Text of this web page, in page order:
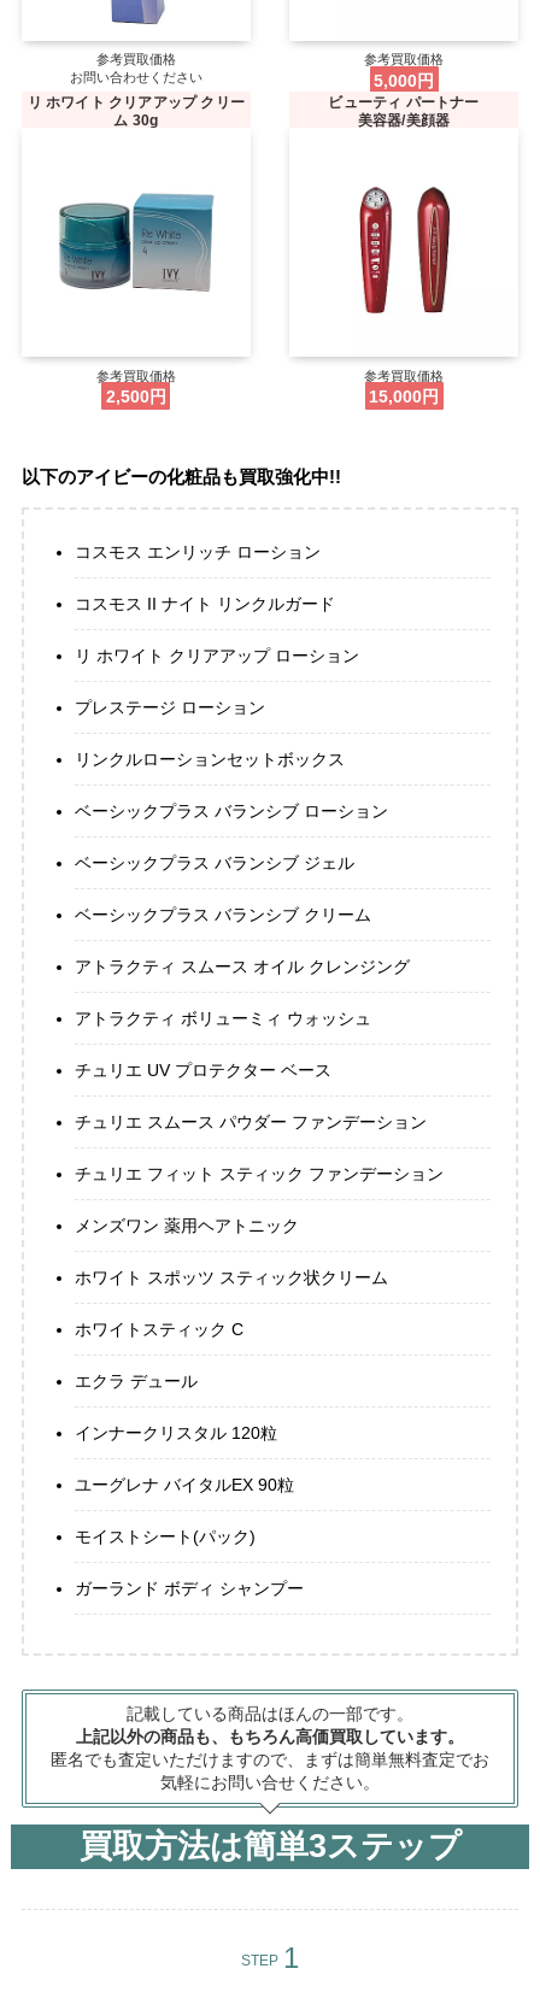
参考買取価格
お問い合わせください
参考買取価格
5,000円
リ ホワイト クリアアップ クリー
ム 30g
参考買取価格
2,500円
ビューティ パートナー
美容器/美顔器
参考買取価格
15,000円
以下のアイビーの化粧品も買取強化中!!
コスモス エンリッチ ローション
コスモス II ナイト リンクルガード
リ ホワイト クリアアップ ローション
プレステージ ローション
リンクルローションセットボックス
ベーシックプラス バランシブ ローション
ベーシックプラス バランシブ ジェル
ベーシックプラス バランシブ クリーム
アトラクティ スムース オイル クレンジング
アトラクティ ボリューミィ ウォッシュ
チュリエ UV プロテクター ベース
チュリエ スムース パウダー ファンデーション
チュリエ フィット スティック ファンデーション
メンズワン 薬用ヘアトニック
ホワイト スポッツ スティック状クリーム
ホワイトスティック C
エクラ デュール
インナークリスタル 120粒
ユーグレナ バイタルEX 90粒
モイストシート(パック)
ガーランド ボディ シャンプー
記載している商品はほんの一部です。
上記以外の商品も、もちろん高価買取しています。
匿名でも査定いただけますので、まずは簡単無料査定でお
気軽にお問い合せください。
買取方法は簡単3ステップ
STEP